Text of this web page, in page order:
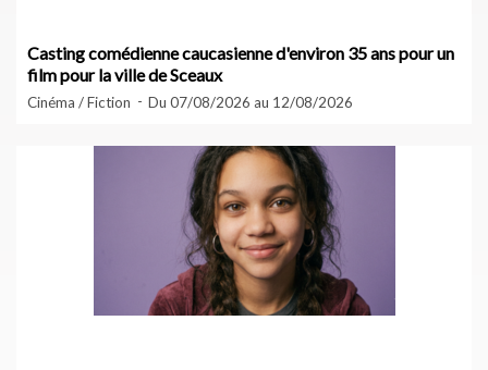
Casting comédienne caucasienne d'environ 35 ans pour un
film pour la ville de Sceaux
Cinéma / Fiction Du 07/08/2026 au 12/08/2026